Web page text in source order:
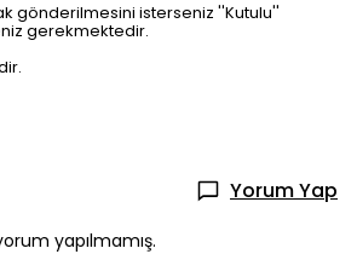
gönderilmesini isterseniz ''Kutulu''
gerekmektedir.
Yorum Yap
yapılmamış.